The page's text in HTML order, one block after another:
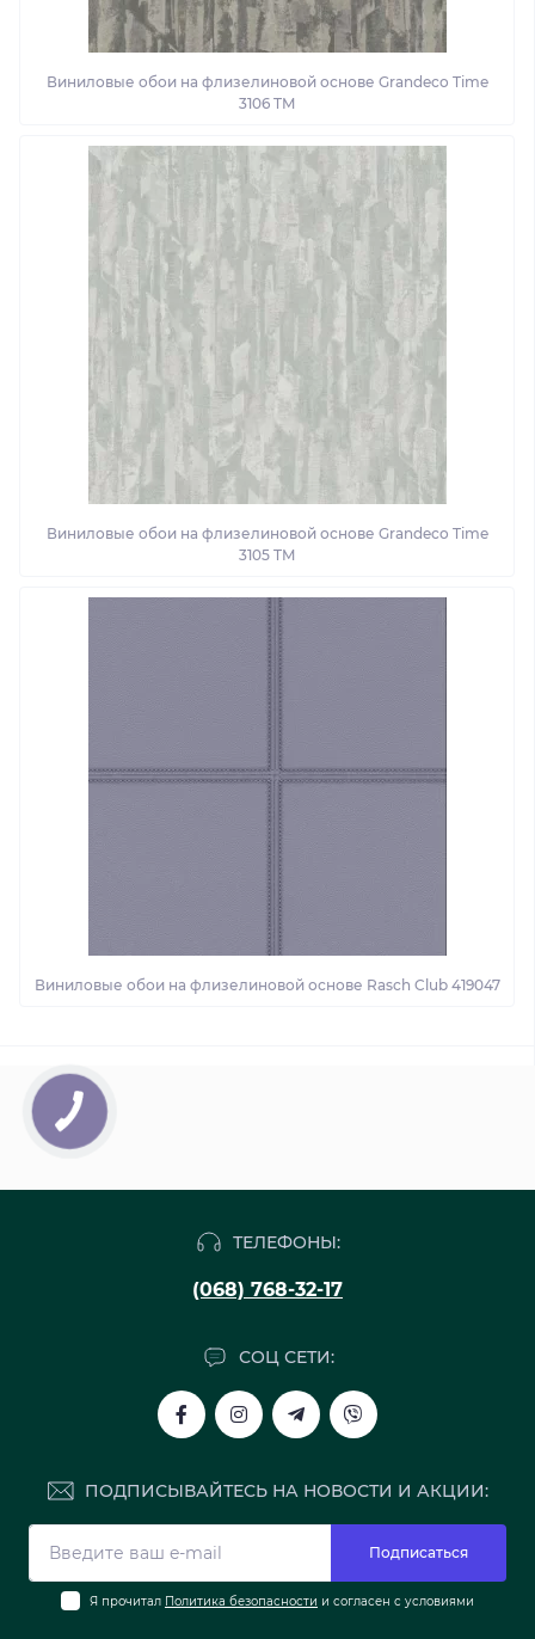
Виниловые обои на флизелиновой основе Grandeco Time
3106 TM
Виниловые обои на флизелиновой основе Grandeco Time
3105 TM
Виниловые обои на флизелиновой основе Rasch Club 419047
ТЕЛЕФОНЫ:
(068) 768-32-17
СОЦ СЕТИ:
ПОДПИСЫВАЙТЕСЬ НА НОВОСТИ И АКЦИИ:
Подписаться
Я прочитал Политика безопасности и согласен с условиями